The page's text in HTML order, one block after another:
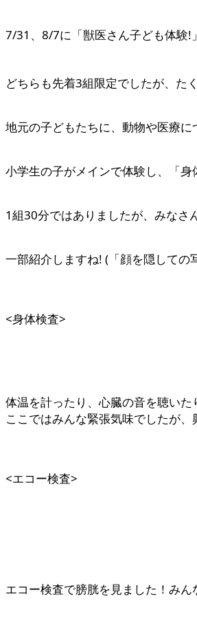
7/31、8/7に「獣医さん子ども体験!
どちらも先着3組限定でしたが、た
地元の子どもたちに、動物や医療に
小学生の子がメインで体験し、「
1組30分ではありましたが、みなさ
一部紹介しますね! (「顔を隠して
<身体検査>
体温を計ったり、心臓の音を聴い
ここではみんな緊張気味でしたが、
<エコー検査>
エコー検査で膀胱を見ました！み